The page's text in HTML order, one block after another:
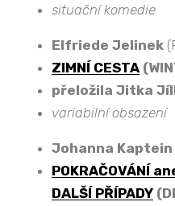
situační komedie
Elfriede Jelinek
ZIMNÍ CESTA
přeložila Jitka
variabilní obsazení
Johanna Kaptein
POKRAČOVÁNÍ
DALŠÍ PŘÍPADY